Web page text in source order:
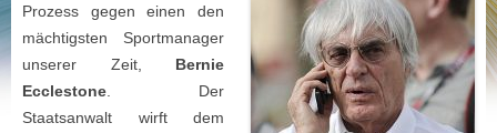
Prozess gegen einen den
mächtigsten Sportmanager
unserer Zeit,
Bernie
Ecclestone . Der
Staatsanwalt wirft dem